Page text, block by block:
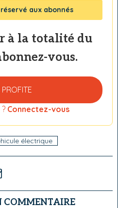
réservé aux abonnés
à la totalité du
vous.
Connectez-vous
électrique
COMMENTAIRE